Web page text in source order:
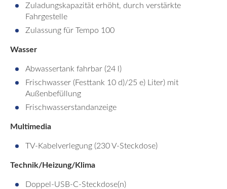
Zuladungskapazität erhöht, durch verstärkte
Fahrgestelle
Zulassung für Tempo 100
Wasser
Abwassertank fahrbar (24 l)
Frischwasser (Festtank 10 d)/25 e) Liter) mit
Außenbefüllung
Frischwasserstandanzeige
Multimedia
TV-Kabelverlegung (230 V-Steckdose)
Technik/Heizung/Klima
Doppel-USB-C-Steckdose(n)